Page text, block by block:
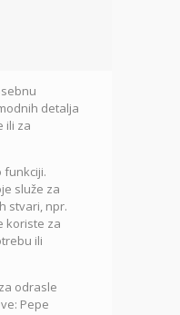
detalja
ili za
funkciji.
služe za
stvari, npr.
koriste za
ili
odrasle
Pepe